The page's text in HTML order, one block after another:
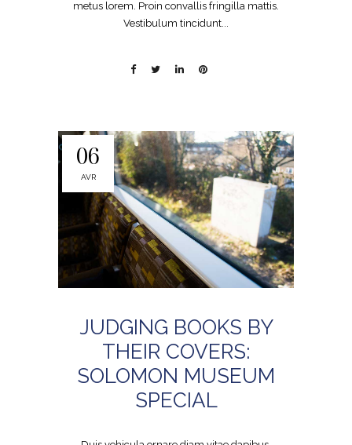
metus lorem. Proin convallis fringilla mattis.
Vestibulum tincidunt...
06
AVR
JUDGING BOOKS BY
THEIR COVERS:
SOLOMON MUSEUM
SPECIAL